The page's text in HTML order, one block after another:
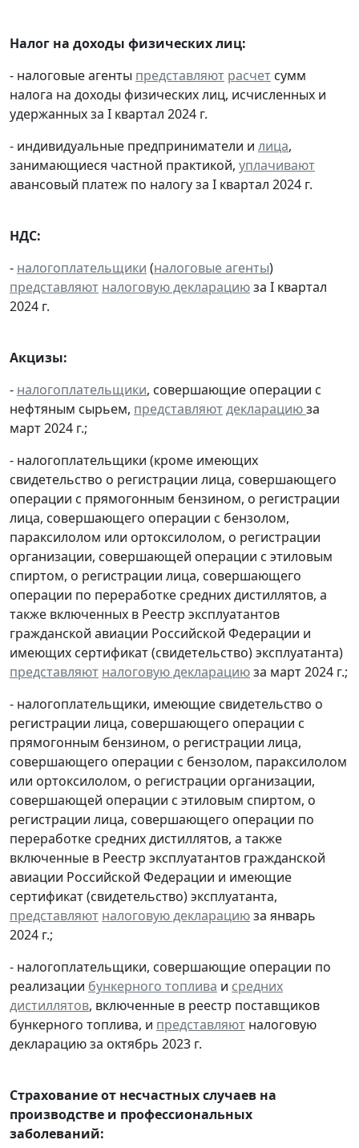
Налог на доходы физических лиц:
- налоговые агенты представляют расчет сумм
налога на доходы физических лиц, исчисленных и
удержанных за I квартал 2024 г.
- индивидуальные предприниматели и лица,
занимающиеся частной практикой, уплачивают
авансовый платеж по налогу за I квартал 2024 г.
НДС:
- налогоплательщики (налоговые агенты)
представляют налоговую декларациюза I квартал
2024 г.
Акцизы:
- налогоплательщики, совершающие операции с
нефтяным сырьем, представляютдекларациюза
март 2024 г.;
- налогоплательщики (кроме имеющих
свидетельство о регистрации лица, совершающего
операции с прямогонным бензином, о регистрации
лица, совершающего операции с бензолом,
параксилолом или ортоксилолом, о регистрации
организации, совершающей операции с этиловым
спиртом, о регистрации лица, совершающего
операции по переработке средних дистиллятов, а
также включенных в Реестр эксплуатантов
гражданской авиации Российской Федерации и
имеющих сертификат (свидетельство) эксплуатанта)
представляют налоговую декларациюза март 2024 г.;
- налогоплательщики, имеющие свидетельство о
регистрации лица, совершающего операции с
прямогонным бензином, о регистрации лица,
совершающего операции с бензолом, параксилолом
или ортоксилолом, о регистрации организации,
совершающей операции с этиловым спиртом, о
регистрации лица, совершающего операции по
переработке средних дистиллятов, а также
включенные в Реестр эксплуатантов гражданской
авиации Российской Федерации и имеющие
сертификат (свидетельство) эксплуатанта,
представляют налоговую декларациюза январь
2024 г.;
- налогоплательщики, совершающие операции по
реализации бункерного топлива и средних
дистиллятов, включенные в реестр поставщиков
бункерного топлива, и представляют налоговую
декларацию за октябрь 2023 г.
Страхование от несчастных случаев на
производстве и профессиональных
заболеваний: